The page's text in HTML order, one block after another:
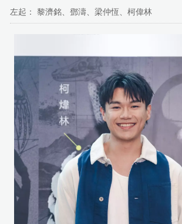
左起： 黎濟銘、鄧濤、梁仲恆、柯偉林